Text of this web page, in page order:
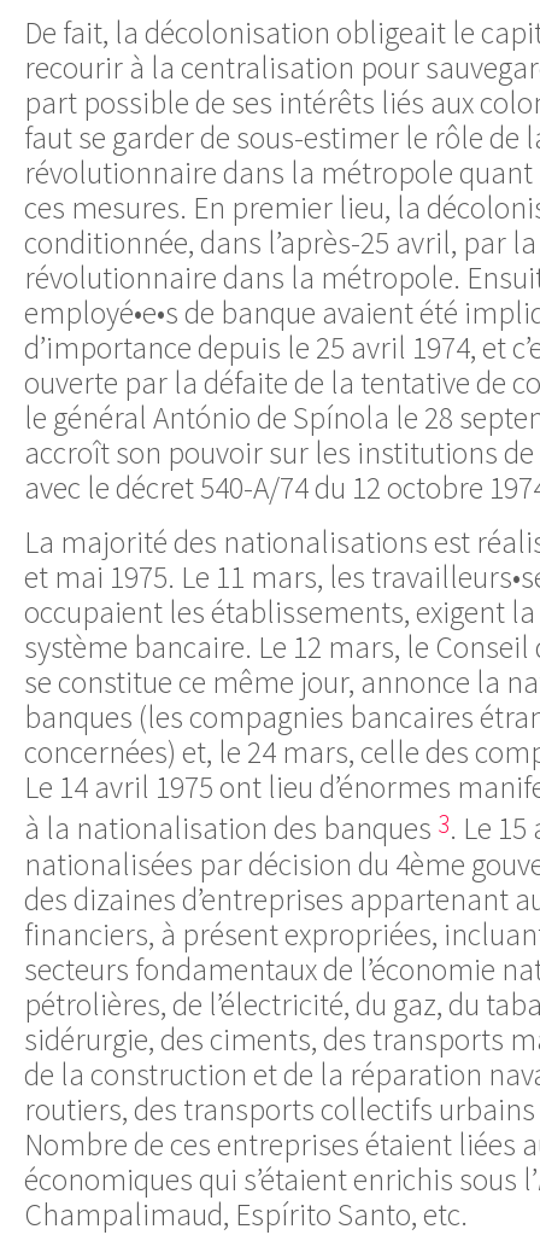
De fait, la décolonisation obligeait le
recourir à la centralisation pour
part possible de ses intérêts liés aux
faut se garder de sous-estimer le rôle de
révolutionnaire dans la métropole
ces mesures. En premier lieu, la
conditionnée, dans l’après-25 avril, par
révolutionnaire dans la métropole.
employé•e•s de banque avaient été
d’importance depuis le 25 avril 1974, et
ouverte par la défaite de la tentative de
le général António de Spínola le 28
accroît son pouvoir sur les institutions
avec le décret 540-A/74 du 12 octobre
La majorité des nationalisations est
et mai 1975. Le 11 mars, les
occupaient les établissements, exigent
système bancaire. Le 12 mars, le
se constitue ce même jour, annonce la
banques (les compagnies bancaires
concernées) et, le 24 mars, celle des
Le 14 avril 1975 ont lieu d’énormes
à la nationalisation des banques 3. Le
nationalisées par décision du 4ème
des dizaines d’entreprises appartenant
financiers, à présent expropriées,
secteurs fondamentaux de l’économie
pétrolières, de l’électricité, du gaz, du
sidérurgie, des ciments, des transports
de la construction et de la réparation
routiers, des transports collectifs
Nombre de ces entreprises étaient liées
économiques qui s’étaient enrichis sous l’
Champalimaud, Espírito Santo, etc.